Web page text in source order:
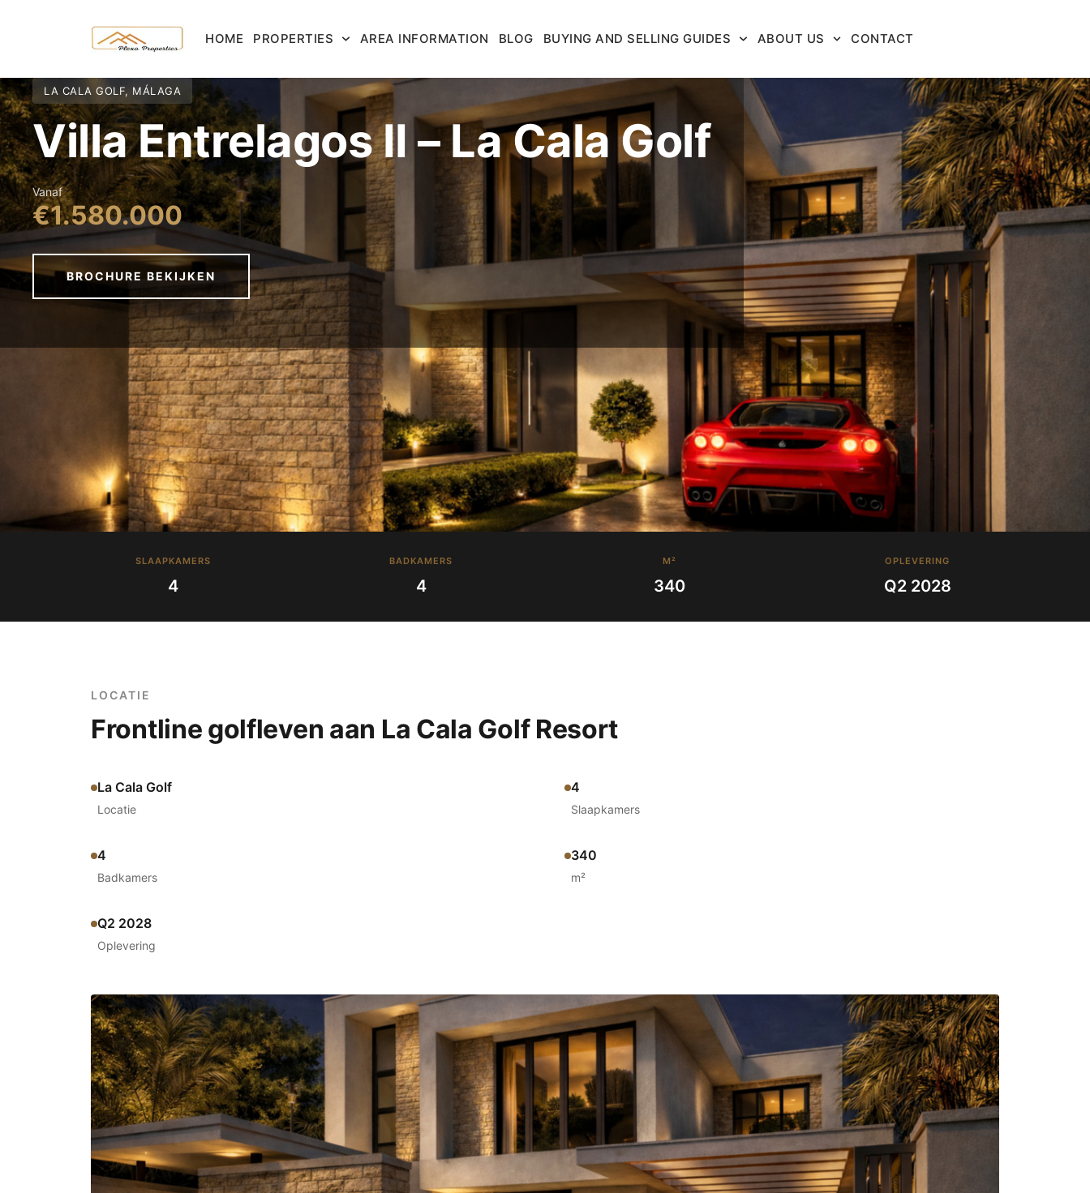
HOME PROPERTIES AREA INFORMATION BLOG BUYING AND SELLING GUIDES ABOUT US CONTACT
LA CALA GOLF, MÁLAGA
Villa Entrelagos II – La Cala Golf
Vanaf
€1.580.000
BROCHURE BEKIJKEN
SLAAPKAMERS
4
BADKAMERS
4
M²
340
OPLEVERING
Q2 2028
LOCATIE
Frontline golfleven aan La Cala Golf Resort
La Cala Golf
Locatie
4
Slaapkamers
4
Badkamers
340
m²
Q2 2028
Oplevering